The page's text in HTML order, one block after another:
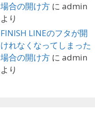
場合の開け方 に admin
より
FINISH LINEのフタが開
けれなくなってしまった
場合の開け方 に admin
より